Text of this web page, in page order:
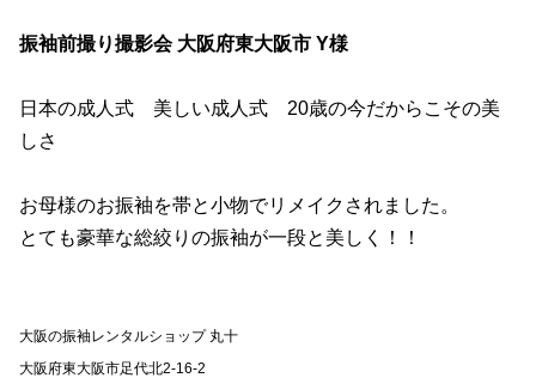
振袖前撮り撮影会 大阪府東大阪市 Y様
日本の成人式 美しい成人式 20歳の今だからこその美
しさ
お母様のお振袖を帯と小物でリメイクされました。
とても豪華な総絞りの振袖が一段と美しく！！
大阪の振袖レンタルショップ 丸十
大阪府東大阪市足代北2-16-2